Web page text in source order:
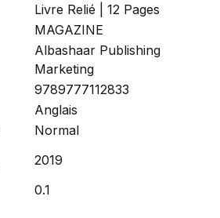
Livre Relié | 12 Pages
MAGAZINE
Albashaar Publishing
Marketing
9789777112833
Anglais
Normal
2019
0.1